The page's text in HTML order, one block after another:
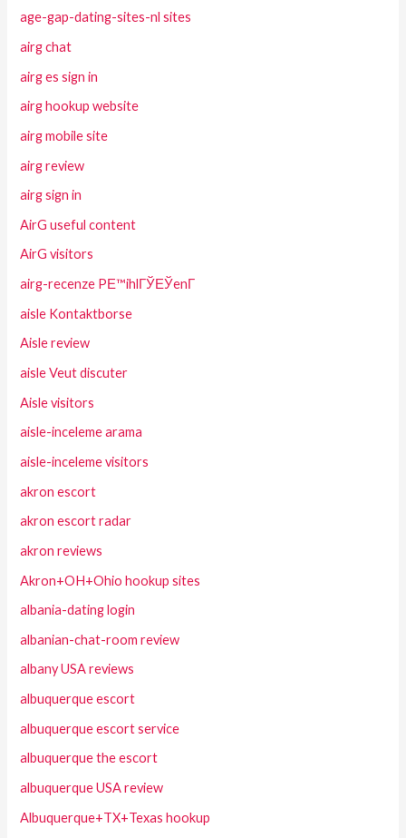
age-gap-dating-sites-nl sites
airg chat
airg es sign in
airg hookup website
airg mobile site
airg review
airg sign in
AirG useful content
AirG visitors
airg-recenze PЕ™ihlГЎЕЎenГ­
aisle Kontaktborse
Aisle review
aisle Veut discuter
Aisle visitors
aisle-inceleme arama
aisle-inceleme visitors
akron escort
akron escort radar
akron reviews
Akron+OH+Ohio hookup sites
albania-dating login
albanian-chat-room review
albany USA reviews
albuquerque escort
albuquerque escort service
albuquerque the escort
albuquerque USA review
Albuquerque+TX+Texas hookup